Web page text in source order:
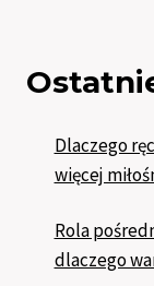
Dlaczego
więcej
Rola
dlaczego